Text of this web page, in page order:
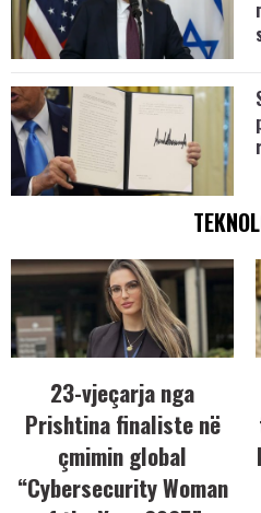
23-vjeçarja nga
Prishtina finaliste në
çmimin global
“Cybersecurity Woman